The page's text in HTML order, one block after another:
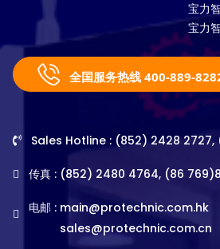
宝力
宝力
全国服务热线 400-889-
Sales Hotline : (852) 2428
传真 : (852) 2480 4764, (86
电邮 : main@protechnic.com.hk
sales@protechnic.com.cn